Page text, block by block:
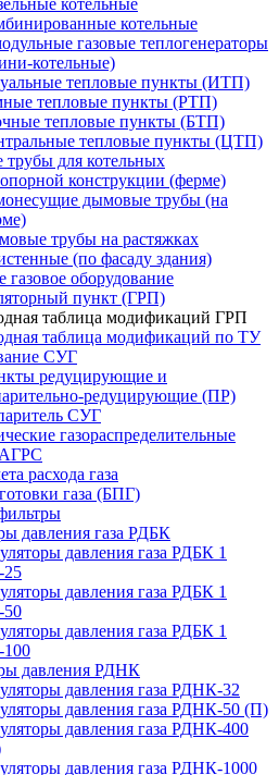
котельные
котельные
газовые теплогенераторы
котельные)
тепловые пункты (ИТП)
тепловые пункты (РТП)
тепловые пункты (БТП)
тепловые пункты (ЦТП)
для котельных
конструкции (ферме)
дымовые трубы (на
трубы на растяжках
(по фасаду здания)
оборудование
пункт (ГРП)
таблица модификаций ГРП
таблица модификаций по ТУ
СУГ
редуцирующие и
редуцирующие (ПР)
СУГ
газораспределительные
расхода газа
газа (БПГ)
давления газа РДБК
давления газа РДБК 1
давления газа РДБК 1
давления газа РДБК 1
давления РДНК
давления газа РДНК-32
давления газа РДНК-50 (П)
давления газа РДНК-400
давления газа РДНК-1000